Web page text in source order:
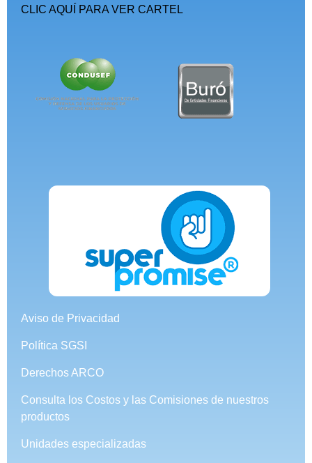
CLIC AQUÍ PARA VER CARTEL
Aviso de Privacidad
Política SGSI
Derechos ARCO
Consulta los Costos y las Comisiones de nuestros
productos
Unidades especializadas